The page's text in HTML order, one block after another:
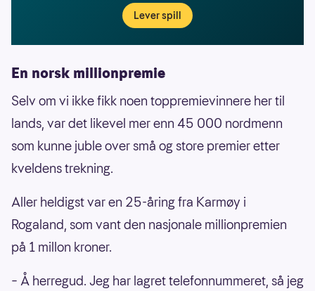
Lever spill
En norsk millionpremie
Selv om vi ikke fikk noen toppremievinnere her til
lands, var det likevel mer enn 45 000 nordmenn
som kunne juble over små og store premier etter
kveldens trekning.
Aller heldigst var en 25-åring fra Karmøy i
Rogaland, som vant den nasjonale millionpremien
på 1 millon kroner.
– Å herregud. Jeg har lagret telefonnummeret, så jeg